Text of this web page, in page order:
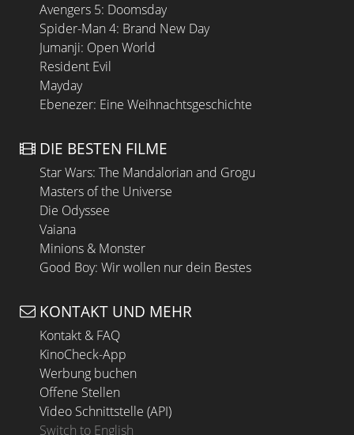
Avengers 5: Doomsday
Spider-Man 4: Brand New Day
Jumanji: Open World
Resident Evil
Mayday
Ebenezer: Eine Weihnachtsgeschichte
DIE BESTEN FILME
Star Wars: The Mandalorian and Grogu
Masters of the Universe
Die Odyssee
Vaiana
Minions & Monster
Good Boy: Wir wollen nur dein Bestes
KONTAKT UND MEHR
Kontakt & FAQ
KinoCheck-App
Werbung buchen
Offene Stellen
Video Schnittstelle (API)
Switch to English